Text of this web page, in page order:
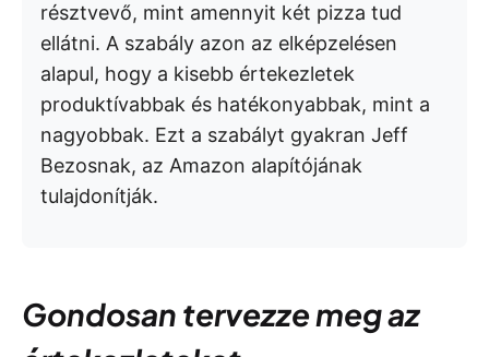
résztvevő, mint amennyit két pizza tud
ellátni. A szabály azon az elképzelésen
alapul, hogy a kisebb értekezletek
produktívabbak és hatékonyabbak, mint a
nagyobbak. Ezt a szabályt gyakran Jeff
Bezosnak, az Amazon alapítójának
tulajdonítják.
Gondosan tervezze meg az